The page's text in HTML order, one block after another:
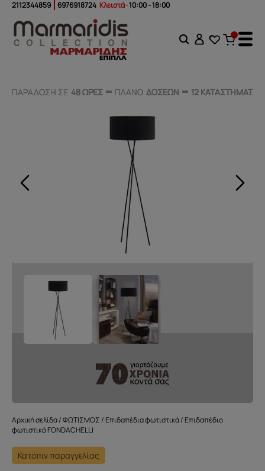
2112344859 6976918724 Κλειστά· 10:00 - 18:00
ΠΑΡΑΔΟΣΗ ΣΕ 48 ΩΡΕΣ ΠΛΑΝΟ ΔΟΣΕΩΝ 12 ΚΑΤΑΣΤΗΜΑΤΑ
ΠΑΡΑΔΟΣΗ ΣΕ 48 ΩΡΕΣ ΠΛΑΝΟ ΔΟΣΕΩΝ 12 ΚΑΤΑΣΤΗΜΑΤΑ
Αρχική σελίδα/ΦΩΤΙΣΜΟΣ / Επιδαπέδια φωτιστικά/ Επιδαπέδιο
φωτιστικό FONDACHELLI
Κατόπιν παραγγελίας